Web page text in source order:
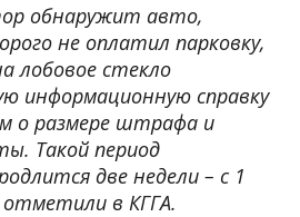
обнаружит авто,
не оплатил парковку,
лобовое стекло
информационную справку
о размере штрафа и
Такой период
две недели – с 1
в КГГА.